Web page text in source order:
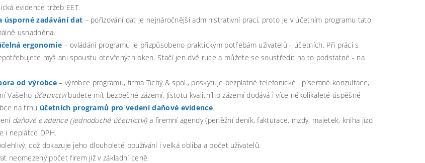
evidence tržeb EET.
úsporné zadávání dat – pořizování dat je nejnáročnější administrativní prací, proto je v účetním programu tato
usnadněna.
ergonomie– ovládání programu je přizpůsobeno praktickým potřebám uživatelů - účetních. Při práci s
myš ani spoustu otevřených oken. Stačí jen dvě ruce a můžete se soustředit na to podstatné - na
od výrobce – výrobce programu, firma Tichý & spol., poskytuje bezplatné telefonické i písemné konzultace,
Vašeho účetnictvíbudete mít bezpečné zázemí. Jistotu kvalitního zázemí dodává i více několikaleté úspěšné
na trhu účetních programů pro vedení daňové evidence.
daňové evidence (jednoduché účetnictví)a firemní agendy (peněžní deník, fakturace, mzdy, majetek, kniha jízd
i neplátce DPH.
což dokazuje jeho dlouholeté používání i velká obliba a počet uživatelů.
neomezený počet firem již v základní ceně.